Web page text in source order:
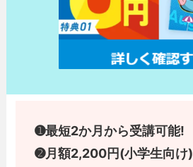
➊最短2か月から受講可能!
➋月額2,200円(小学生向け)